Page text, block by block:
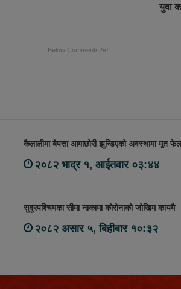
युवा
Below Comments Ad
कैलालीमा बेपत्ता आमाछोरी झुन्डिएको अवस्थामा मृत
२०८२ भाद्र १, आईतवार ०३:४४
सुदूरपश्चिमका सीमा नाकामा कोरोनाको जोखिम कायमै
२०८२ असार ५, बिहीबार १०:३२